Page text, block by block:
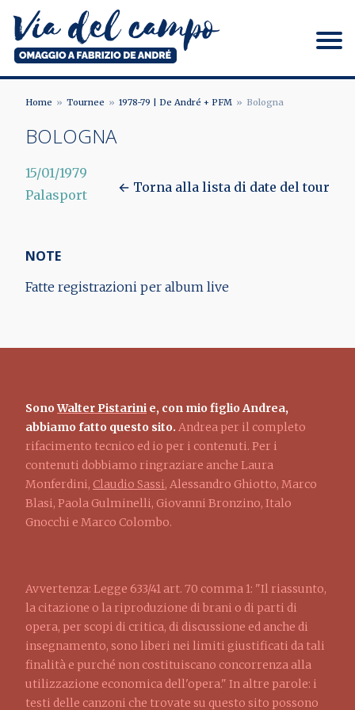
contenuto
principale
Via del campo
BRICIOLE
PANE
Home Tournee 1978-79 | De André + PFM Bologna
BOLOGNA
15/01/1979
Palasport
← Torna alla lista di date del tour
NOTE
Fatte registrazioni per album live
SonoWalter Pistarini e, con mio figlio Andrea,
abbiamo fatto questo sito. Andrea per il completo
rifacimento tecnico ed io per i contenuti. Per i
contenuti dobbiamo ringraziare anche Laura
Monferdini, Claudio Sassi, Alessandro Ghiotto, Marco
Blasi, Paola Gulminelli, Giovanni Bronzino, Italo
Gnocchi e Marco Colombo.
Avvertenza: Legge 633/41 art. 70 comma 1: "Il riassunto,
la citazione o la riproduzione di brani o di parti di
opera, per scopi di critica, di discussione ed anche di
insegnamento, sono liberi nei limiti giustificati da tali
finalità e purché non costituiscano concorrenza alla
utilizzazione economica dell'opera." In altre parole: i
testi delle canzoni che trovate su questo sito possono